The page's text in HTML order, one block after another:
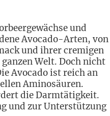
und
Avocado-Arten, von
und ihrer cremigen
Welt. Doch nicht
Avocado ist reich an
Aminosäuren.
die Darmtätigkeit.
und zur Unterstützung